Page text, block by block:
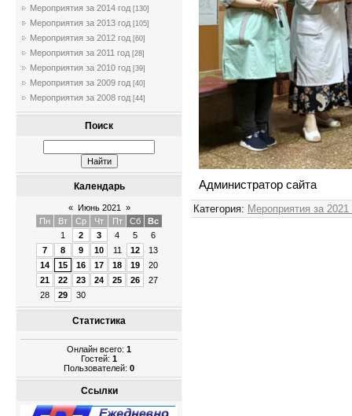
Мероприятия за 2014 год [130]
Мероприятия за 2013 год [105]
Мероприятия за 2012 год [60]
Мероприятия за 2011 год [28]
Мероприятия за 2010 год [39]
Мероприятия за 2009 год [40]
Мероприятия за 2008 год [44]
Поиск
Календарь
« Июнь 2021
»
Пн
Вт Ср Чт Пт Сб
Вс
1
2 3 4 5
6
7
8 9 10 11 12
13
14
15 16 17 18 19
20
21
22 23 24 25 26
27
28
29 30
Статистика
Онлайн всего: 1
Гостей: 1
Пользователей: 0
Ссылки
Администратор сайта
Категория: Мероприятия за 2021